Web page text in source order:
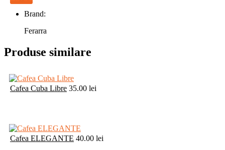
Brand:
Ferarra
Produse similare
Cafea Cuba Libre 35.00 lei
Cafea ELEGANTE 40.00 lei